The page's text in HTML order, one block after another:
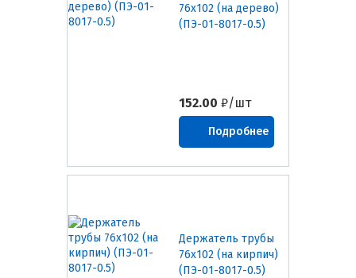
76х102 (на дерево)
(ПЭ-01-8017-0.5)
152.00 ₽/шт
Подробнее
Держатель трубы
76х102 (на кирпич)
(ПЭ-01-8017-0.5)